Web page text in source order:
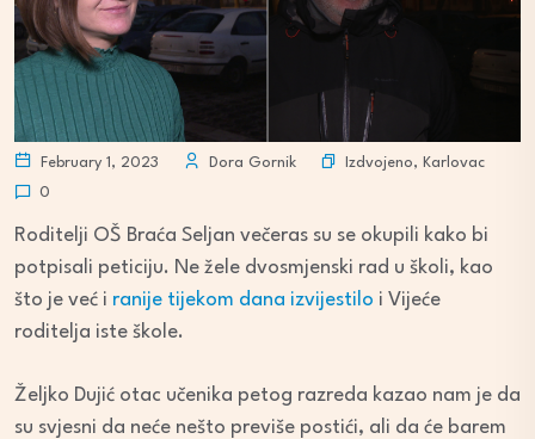
February 1, 2023 Dora Gornik Izdvojeno, Karlovac
0
Roditelji OŠ Braća Seljan večeras su se okupili kako bi
potpisali peticiju. Ne žele dvosmjenski rad u školi, kao
što je već i ranije tijekom dana izvijestilo i Vijeće
roditelja iste škole.
Željko Dujić otac učenika petog razreda kazao nam je da
su svjesni da neće nešto previše postići, ali da će barem